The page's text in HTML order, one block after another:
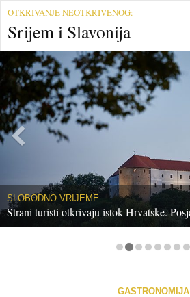
S
r
i
j
i
S
l
n
i
OTKRIVANJE NEOTKRIVENOG:
Srijem i Slavonija
SLOBODNO VRIJEME
GASTRONOMIJA